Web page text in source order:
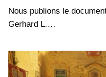
Nous publions le
Gerhard L.…